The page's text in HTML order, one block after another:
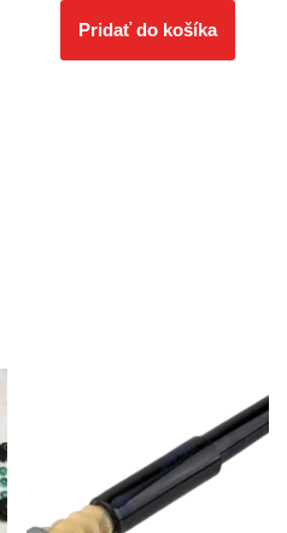
Pridať do košíka